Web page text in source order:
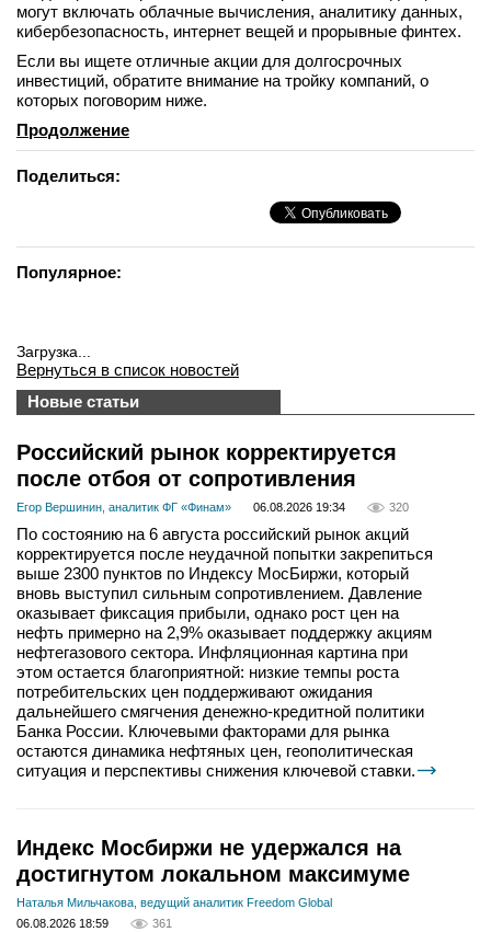
могут включать облачные вычисления, аналитику данных,
кибербезопасность, интернет вещей и прорывные финтех.
Если вы ищете отличные акции для долгосрочных
инвестиций, обратите внимание на тройку компаний, о
которых поговорим ниже.
Продолжение
Поделиться:
Популярное:
Загрузка...
Вернуться в список новостей
Новые статьи
Российский рынок корректируется
после отбоя от сопротивления
Егор Вершинин, аналитик ФГ «Финам» 06.08.2026 19:34 320
По состоянию на 6 августа российский рынок акций
корректируется после неудачной попытки закрепиться
выше 2300 пунктов по Индексу МосБиржи, который
вновь выступил сильным сопротивлением. Давление
оказывает фиксация прибыли, однако рост цен на
нефть примерно на 2,9% оказывает поддержку акциям
нефтегазового сектора. Инфляционная картина при
этом остается благоприятной: низкие темпы роста
потребительских цен поддерживают ожидания
дальнейшего смягчения денежно-кредитной политики
Банка России. Ключевыми факторами для рынка
остаются динамика нефтяных цен, геополитическая
ситуация и перспективы снижения ключевой ставки.
Индекс Мосбиржи не удержался на
достигнутом локальном максимуме
Наталья Мильчакова, ведущий аналитик Freedom Global
06.08.2026 18:59
361